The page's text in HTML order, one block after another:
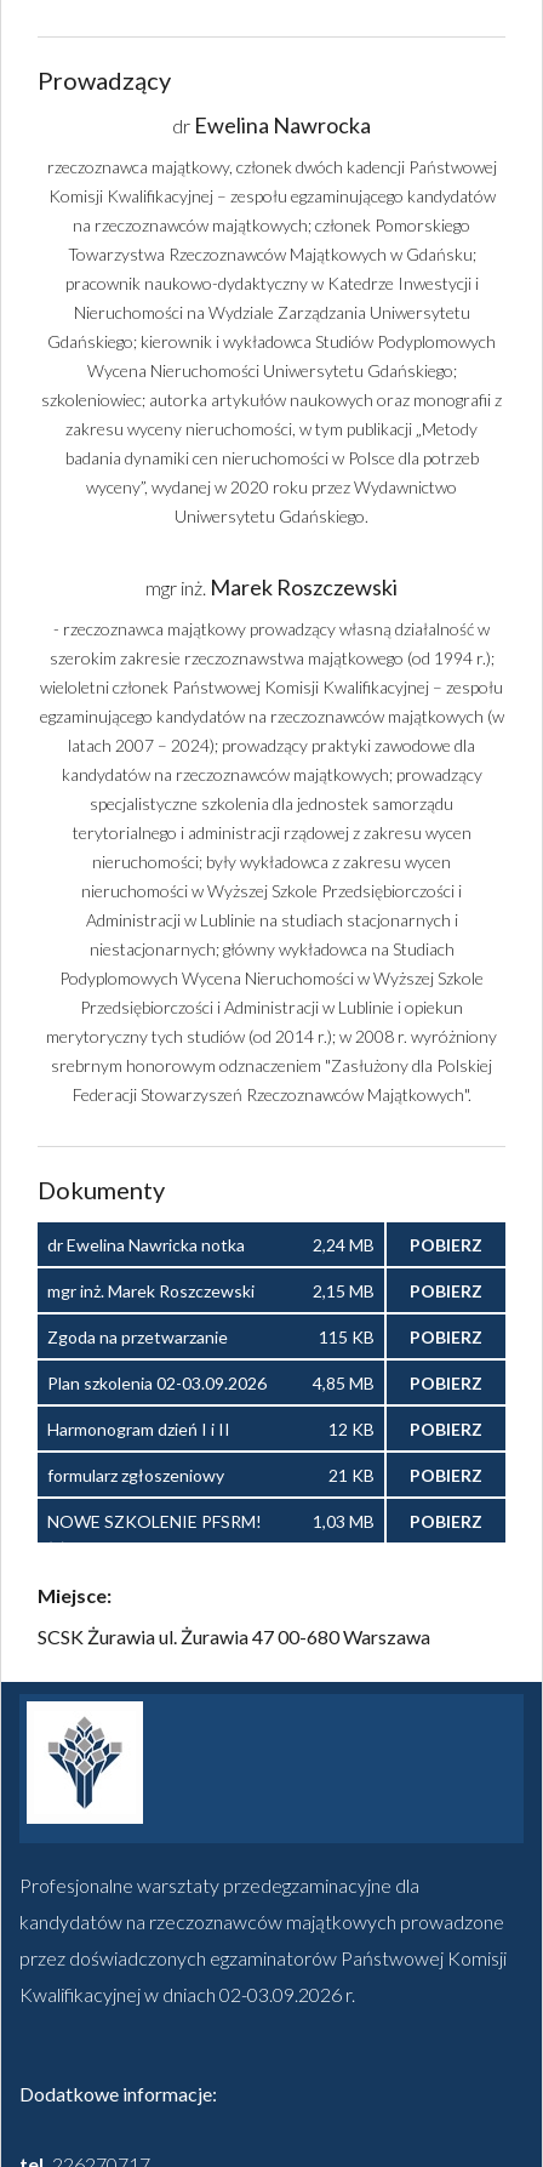
Prowadzący
dr Ewelina Nawrocka
rzeczoznawca majątkowy, członek dwóch kadencji Państwowej
Komisji Kwalifikacyjnej – zespołu egzaminującego kandydatów
na rzeczoznawców majątkowych; członek Pomorskiego
Towarzystwa Rzeczoznawców Majątkowych w Gdańsku;
pracownik naukowo-dydaktyczny w Katedrze Inwestycji i
Nieruchomości na Wydziale Zarządzania Uniwersytetu
Gdańskiego; kierownik i wykładowca Studiów Podyplomowych
Wycena Nieruchomości Uniwersytetu Gdańskiego;
szkoleniowiec; autorka artykułów naukowych oraz monografii z
zakresu wyceny nieruchomości, w tym publikacji „Metody
badania dynamiki cen nieruchomości w Polsce dla potrzeb
wyceny”, wydanej w 2020 roku przez Wydawnictwo
Uniwersytetu Gdańskiego.
mgr inż. Marek Roszczewski
- rzeczoznawca majątkowy prowadzący własną działalność w
szerokim zakresie rzeczoznawstwa majątkowego (od 1994 r.);
wieloletni członek Państwowej Komisji Kwalifikacyjnej – zespołu
egzaminującego kandydatów na rzeczoznawców majątkowych (w
latach 2007 – 2024); prowadzący praktyki zawodowe dla
kandydatów na rzeczoznawców majątkowych; prowadzący
specjalistyczne szkolenia dla jednostek samorządu
terytorialnego i administracji rządowej z zakresu wycen
nieruchomości; były wykładowca z zakresu wycen
nieruchomości w Wyższej Szkole Przedsiębiorczości i
Administracji w Lublinie na studiach stacjonarnych i
niestacjonarnych; główny wykładowca na Studiach
Podyplomowych Wycena Nieruchomości w Wyższej Szkole
Przedsiębiorczości i Administracji w Lublinie i opiekun
merytoryczny tych studiów (od 2014 r.); w 2008 r. wyróżniony
srebrnym honorowym odznaczeniem "Zasłużony dla Polskiej
Federacji Stowarzyszeń Rzeczoznawców Majątkowych".
Dokumenty
dr Ewelina Nawricka notka
biograficzna.png
2,24 MB POBIERZ
mgr inż. Marek Roszczewski
notka biograficzna.png
2,15 MB POBIERZ
Zgoda na przetwarzanie
danych-10-1.pdf
115 KB POBIERZ
Plan szkolenia 02-03.09.2026
r.docx
4,85 MB POBIERZ
Harmonogram dzień I i II
szkolenie 02-03.09.2026
r.docx
12 KB POBIERZ
formularz zgłoszeniowy
profesjonalne warsztaty
przedegzaminacyjne 02-
21 KB POBIERZ
NOWE SZKOLENIE PFSRM!
(1).png
1,03 MB POBIERZ
Miejsce:
SCSK Żurawiaul. Żurawia 4700-680 Warszawa
Profesjonalne warsztaty przedegzaminacyjne dla
kandydatów na rzeczoznawców majątkowych prowadzone
przez doświadczonych egzaminatorów Państwowej Komisji
Kwalifikacyjnej w dniach 02-03.09.2026 r.
Dodatkowe informacje: